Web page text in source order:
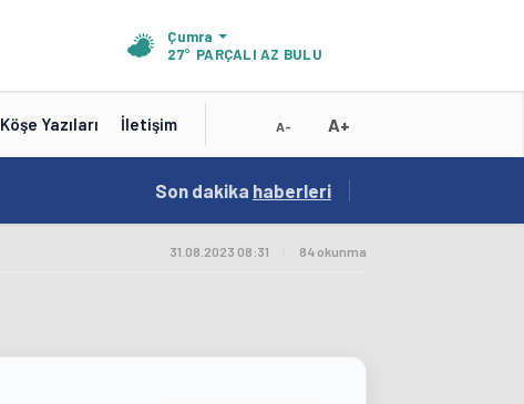
Çumra
27° PARÇALI AZ BULUTLU
Köşe Yazıları İletişim A- A+
19:01 / Konya'nın Zengin Mutfağı GastroFest'te
Son dakika haberleri
31.08.2023 08:31 84 okunma